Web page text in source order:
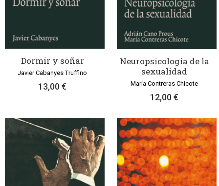
Dormir y soñar
Javier Cabanyes Truffino
13,00 €
Neuropsicología de la
sexualidad
María Contreras Chicote
12,00 €